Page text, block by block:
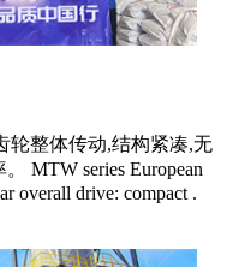
轮整体传动,结构紧凑,无
MTW series European
overall drive: compact .